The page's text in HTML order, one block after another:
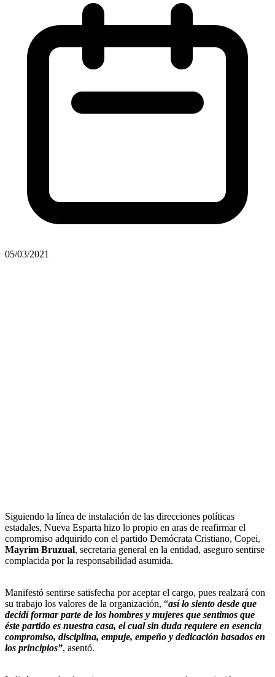
05/03/2021
Siguiendo la línea de instalación de las direcciones políticas
estadales, Nueva Esparta hizo lo propio en aras de reafirmar el
compromiso adquirido con el partido Demócrata Cristiano, Copei,
Mayrim Bruzual, secretaria general en la entidad, aseguro sentirse
complacida por la responsabilidad asumida.
Manifestó sentirse satisfecha por aceptar el cargo, pues realzará con
su trabajo los valores de la organización, “así lo siento desde que
decidí formar parte de los hombres y mujeres que sentimos que
éste partido es nuestra casa, el cual sin duda requiere en esencia
compromiso, disciplina, empuje, empeño y dedicación basados en
los principios”, asentó.